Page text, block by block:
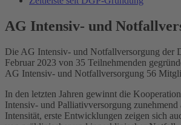
AG Intensiv- und
Die AG Intensiv- und Notfallversorgung der
Februar 2023 von 35 Teilnehmenden
AG Intensiv- und Notfallversorgung 56
In den letzten Jahren gewinnt die
Intensiv- und Palliativversorgung zunehmend
Intensität, erste Entwicklungen zeigen sich